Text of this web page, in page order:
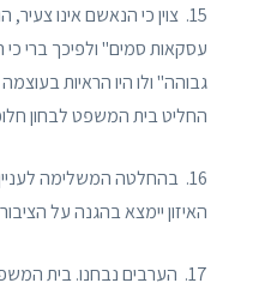
15. צוין כי הנאשם אינו
עסקאות סמים" ולפיכך ברי
גבוהה" ולו היו הראיות
החליט בית המשפט לבחון
16. בהחלטה המשלימה
האיזון יימצא בהגנה על
17. הערבים נבחנו. בית